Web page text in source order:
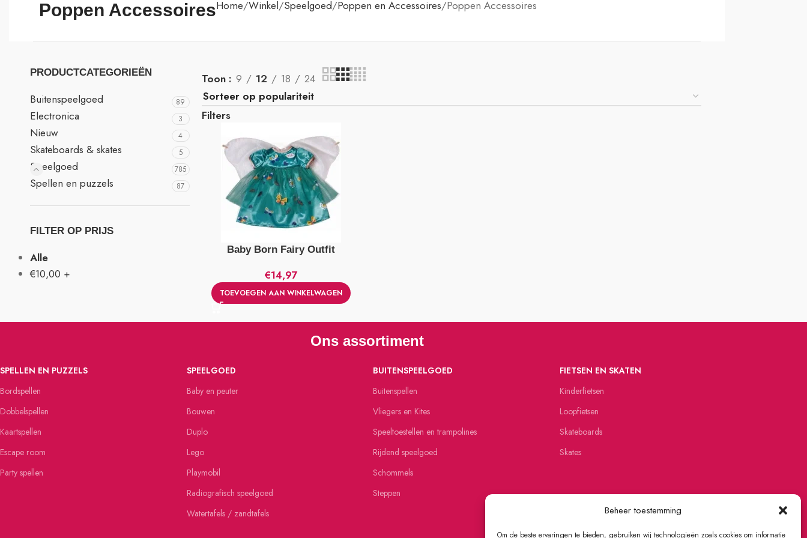
Beheer toestemming
Om de beste ervaringen te bieden, gebruiken wij technologieën zoals cookies om informatie
Poppen AccessoiresHome Winkel Speelgoed Poppen en Accessoires Poppen Accessoires
PRODUCTCATEGORIEËN
Buitenspeelgoed 89
Electronica 3
Nieuw 4
Skateboards & skates 5
Speelgoed 785
Spellen en puzzels 87
FILTER OP PRIJS
Alle
€10,00 +
Toon 9 12 18 24
Filters
Baby Born Fairy Outfit
€14,97
TOEVOEGEN AAN WINKELWAGEN
Ons assortiment
SPELLEN EN PUZZELS
Bordspellen
Dobbelspellen
Kaartspellen
Escape room
Party spellen
SPEELGOED
Baby en peuter
Bouwen
Duplo
Lego
Playmobil
Radiografisch speelgoed
Watertafels / zandtafels
BUITENSPEELGOED
Buitenspellen
Vliegers en Kites
Speeltoestellen en trampolines
Rijdend speelgoed
Schommels
Steppen
FIETSEN EN SKATEN
Kinderfietsen
Loopfietsen
Skateboards
Skates